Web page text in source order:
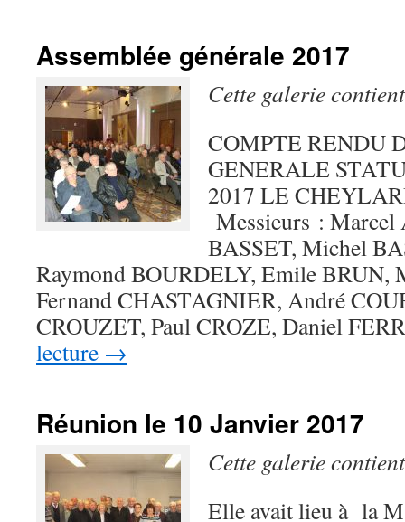
Assemblée générale 2017
Cette galerie
COMPTE RENDU
GENERALE
2017 LE
Messieurs :
BASSET, Michel
Raymond BOURDELY, Emile BRUN,
Fernand CHASTAGNIER, André
CROUZET, Paul CROZE, Daniel
lecture →
Réunion le 10 Janvier 2017
Cette galerie
Elle avait lieu à la